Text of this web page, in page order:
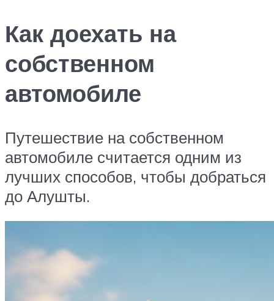
Как доехать на
собственном
автомобиле
Путешествие на собственном
автомобиле считается одним из
лучших способов, чтобы добраться
до Алушты.